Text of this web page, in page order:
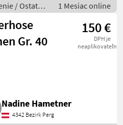
/ Ostatné
1 Mesiac online
Gr. 40
150 €
DPH je
neaplikovateľné
Nadine Hametner
4342 Bezirk Perg